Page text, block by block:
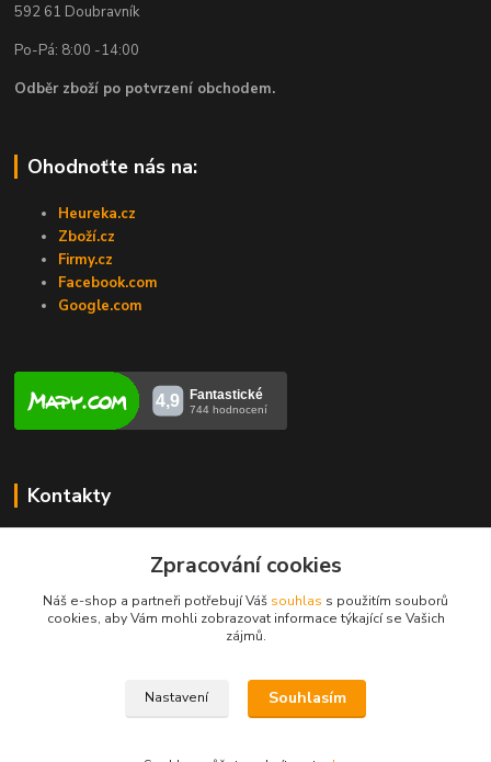
592 61 Doubravník
Po-Pá: 8:00 -14:00
Odběr zboží po potvrzení obchodem.
Ohodnoťte nás na:
Heureka.cz
Zboží.cz
Firmy.cz
Facebook.com
Google.com
Kontakty
+420731448913
info@opravakotlu.cz
Zpracování cookies
Náš e-shop a partneři potřebují Váš souhlas s použitím souborů
cookies, aby Vám mohli zobrazovat informace týkající se Vašich
zájmů.
Nastavení Souhlasím